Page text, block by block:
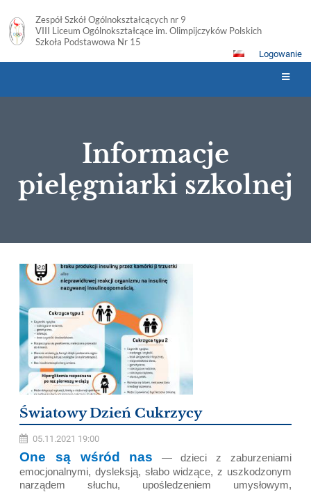
Zespół Szkół Ogólnokształcących nr 9
VIII Liceum Ogólnokształcące im. Olimpijczyków Polskich
Szkoła Podstawowa Nr 15
Logowanie
Informacje
pielęgniarki szkolnej
Informacje
pielęgniarki
szkolnej
Światowy Dzień Cukrzycy
05.11.2021 19:00
One są wśród nas — dzieci z zaburzeniami
emocjonalnymi, dysleksją, słabo widzące, z uszkodzonym
narządem słuchu, upośledzeniem umysłowym,